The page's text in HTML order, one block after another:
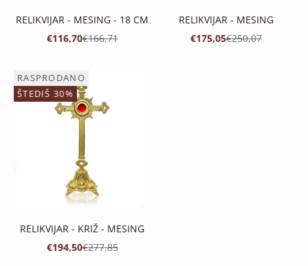
RELIKVIJAR - MESING - 18 CM
PROMOTIVNA CIJENA
€116,70REDOVNA CIJENA
€166,71
RELIKVIJAR - MESING
PROMOTIVNA CIJENA
€175,05REDOVNA CIJENA
€250,07
RASPRODANO
ŠTEDIŠ 30%
RELIKVIJAR - KRIŽ - MESING
PROMOTIVNA CIJENA
€194,50REDOVNA CIJENA
€277,85